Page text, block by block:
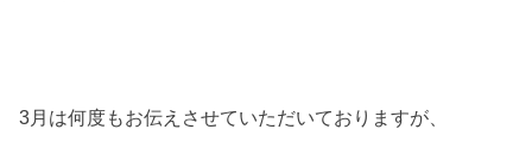
3月は何度もお伝えさせていただいておりますが、